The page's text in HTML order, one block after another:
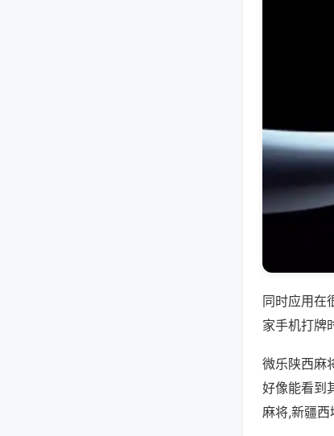
同时应用在
家手机打牌
微乐陕西麻
好像能看到
麻将,新疆西